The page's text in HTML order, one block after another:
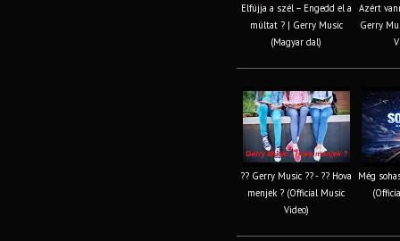
Elfújja a szél – Engedd el a
múltat ? | Gerry Music
(Magyar dal)
Azért
Gerry
?? Gerry Music ?? - ?? Hova
menjek ? (Official Music
Video)
Még